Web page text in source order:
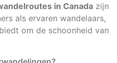
in Canada zijn
als ervaren wandelaars,
om de schoonheid van